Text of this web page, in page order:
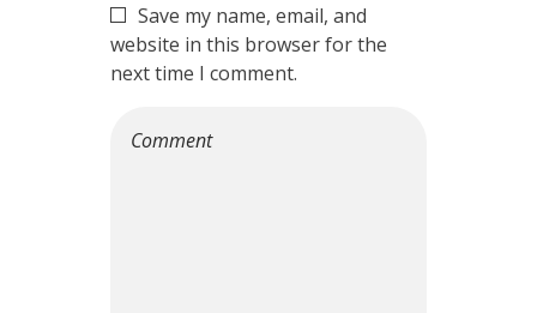
Save my name, email, and
website in this browser for the
next time I comment.